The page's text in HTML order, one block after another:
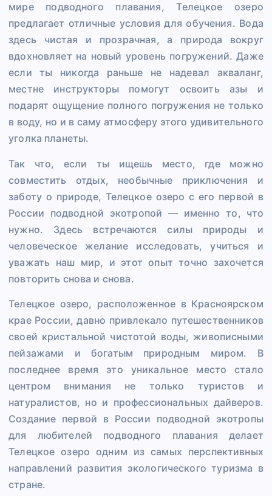
мире подводного плавания, Телецкое озеро
предлагает отличные условия для обучения. Вода
здесь чистая и прозрачная, а природа вокруг
вдохновляет на новый уровень погружений. Даже
если ты никогда раньше не надевал акваланг,
местне инструкторы помогут освоить азы и
подарят ощущение полного погружения не только
в воду, но и в саму атмосферу этого удивительного
уголка планеты.
Так что, если ты ищешь место, где можно
совместить отдых, необычные приключения и
заботу о природе, Телецкое озеро с его первой в
России подводной экотропой — именно то, что
нужно. Здесь встречаются силы природы и
человеческое желание исследовать, учиться и
уважать наш мир, и этот опыт точно захочется
повторить снова и снова.
Телецкое озеро, расположенное в Красноярском
крае России, давно привлекало путешественников
своей кристальной чистотой воды, живописными
пейзажами и богатым природным миром. В
последнее время это уникальное место стало
центром внимания не только туристов и
натуралистов, но и профессиональных дайверов.
Создание первой в России подводной экотропы
для любителей подводного плавания делает
Телецкое озеро одним из самых перспективных
направлений развития экологического туризма в
стране.